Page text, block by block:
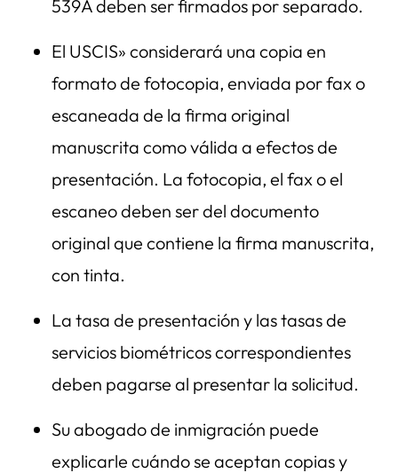
539A deben ser firmados por separado.
El USCIS» considerará una copia en
formato de fotocopia, enviada por fax o
escaneada de la firma original
manuscrita como válida a efectos de
presentación. La fotocopia, el fax o el
escaneo deben ser del documento
original que contiene la firma manuscrita,
con tinta.
La tasa de presentación y las tasas de
servicios biométricos correspondientes
deben pagarse al presentar la solicitud.
Su abogado de inmigración puede
explicarle cuándo se aceptan copias y